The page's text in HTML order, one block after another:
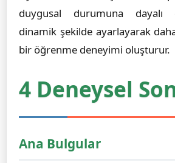
duygusal durumuna dayalı
dinamik şekilde ayarlayarak
bir öğrenme deneyimi oluşturur.
4 Deneysel
Ana Bulgular